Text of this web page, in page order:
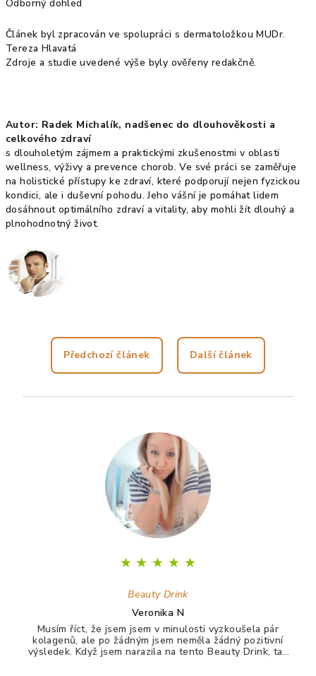
Odborný dohled
Článek byl zpracován ve spolupráci s dermatoložkou MUDr.
Tereza Hlavatá
Zdroje a studie uvedené výše byly ověřeny redakčně.
Autor: Radek Michalík, nadšenec do dlouhověkosti a
celkového zdraví
s dlouholetým zájmem a praktickými zkušenostmi v oblasti
wellness, výživy a prevence chorob. Ve své práci se zaměřuje
na holistické přístupy ke zdraví, které podporují nejen fyzickou
kondici, ale i duševní pohodu. Jeho vášní je pomáhat lidem
dosáhnout optimálního zdraví a vitality, aby mohli žít dlouhý a
plnohodnotný život.
Předchozí článek Další článek
★ ★ ★ ★ ★
Beauty Drink
Veronika N
Musím říct, že jsem jsem v minulosti vyzkoušela pár
kolagenů, ale po žádným jsem neměla žádný pozitivní
výsledek. Když jsem narazila na tento Beauty Drink, tak